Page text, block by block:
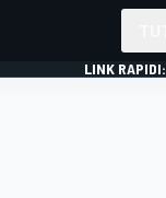
LINK RAPIDI: